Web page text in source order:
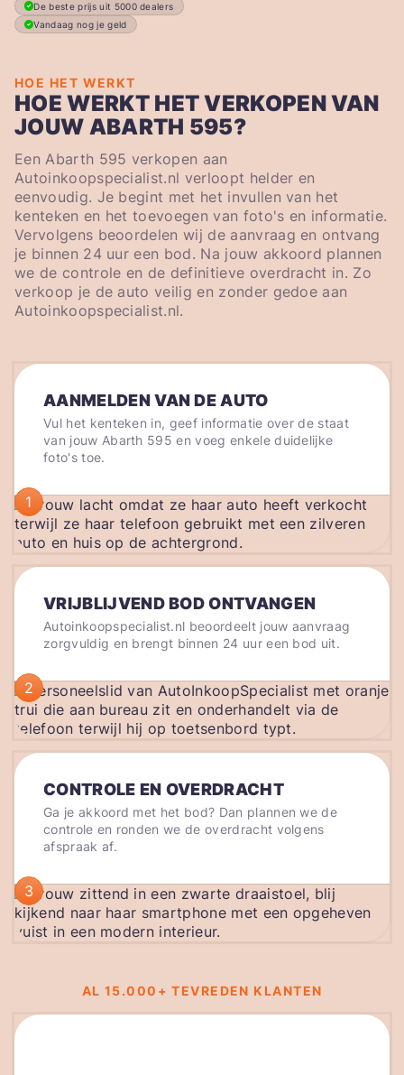
De beste prijs uit 5000 dealers
Vandaag nog je geld
HOE HET WERKT
HOE WERKT HET VERKOPEN VAN
JOUW ABARTH 595?
Een Abarth 595 verkopen aan
Autoinkoopspecialist.nl verloopt helder en
eenvoudig. Je begint met het invullen van het
kenteken en het toevoegen van foto's en informatie.
Vervolgens beoordelen wij de aanvraag en ontvang
je binnen 24 uur een bod. Na jouw akkoord plannen
we de controle en de definitieve overdracht in. Zo
verkoop je de auto veilig en zonder gedoe aan
Autoinkoopspecialist.nl.
AANMELDEN VAN DE AUTO
Vul het kenteken in, geef informatie over de staat
van jouw Abarth 595 en voeg enkele duidelijke
foto's toe.
1
VRIJBLIJVEND BOD ONTVANGEN
Autoinkoopspecialist.nl beoordeelt jouw aanvraag
zorgvuldig en brengt binnen 24 uur een bod uit.
2
CONTROLE EN OVERDRACHT
Ga je akkoord met het bod? Dan plannen we de
controle en ronden we de overdracht volgens
afspraak af.
3
AL 15.000+ TEVREDEN KLANTEN